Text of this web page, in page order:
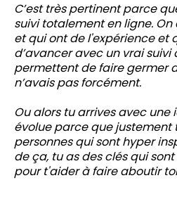
C’est très pertinent parce
suivi totalement en ligne.
et qui ont de l'expérience et
d’avancer avec un vrai suivi
permettent de faire germer
n’avais pas forcément.
Ou alors tu arrives avec une
évolue parce que justement
personnes qui sont hyper
de ça, tu as des clés qui
pour t'aider à faire aboutir